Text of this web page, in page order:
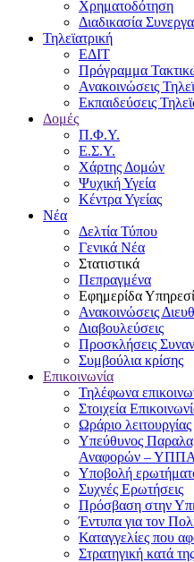
Χρηματοδότηση
Διαδικασία
Τηλεϊατρική
ΕΔΙΤ
Πρόγραμμα
Ανακοινώσεις
Εκπαιδεύσεις
Δομές
Π.Φ.Υ.
Ε.Σ.Υ.
Χάρτης Δομών
Ψυχική Υγεία
Κέντρα Υγείας
Νέα
Δελτία Τύπου
Γενικά Νέα
Στατιστικά
Πεπραγμένα
Εφημερίδα
Ανακοινώσεις
Διαβουλεύσεις
Προσκλήσεις
Συμβούλια κρίσης
Επικοινωνία
Τηλέφωνα
Στοιχεία
Ωράριο λειτουργίας
Υπεύθυνος
Αναφορών – ΥΠΠΑ
Υποβολή
Συχνές Ερωτήσεις
Πρόσβαση στην
Έντυπα για τον
Καταγγελίες που
Στρατηγική κατά